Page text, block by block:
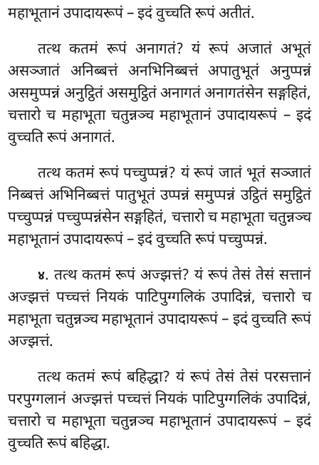
महाभूतानं उपादायरूपं – इदं वुच्चति रूपं अतीतं.
तत्थ कतमं रूपं अनागतं? यं रूपं अजातं अभूतं
असञ्जातं अनिब्बत्तं अनभिनिब्बत्तं अपातुभूतं अनुप्पन्नं
असमुप्पन्नं अनुट्ठितं असमुट्ठितं अनागतं अनागतंसेन सङ्गहितं,
चत्तारो च महाभूता चतुन्नञ्च महाभूतानं उपादायरूपं – इदं
वुच्चति रूपं अनागतं.
तत्थ कतमं रूपं पच्चुप्पन्नं? यं रूपं जातं भूतं सञ्जातं
निब्बत्तं अभिनिब्बत्तं पातुभूतं उप्पन्नंसमुप्पन्नं उट्ठितं समुट्ठितं
पच्चुप्पन्नं पच्चुप्पन्नंसेन सङ्गहितं, चत्तारोच महाभूता चतुन्नञ्च
महाभूतानं उपादायरूपं – इदं वुच्चति रूपं पच्चुप्पन्नं.
४. तत्थ कतमं रूपं अज्झत्तं? यं रूपं तेसं तेसं सत्तानं
अज्झत्तं पच्चत्तं नियकं पाटिपुग्गलिकं उपादिन्नं, चत्तारो च
महाभूता चतुन्नञ्च महाभूतानं उपादायरूपं – इदं वुच्चति रूपं
अज्झत्तं.
तत्थ कतमं रूपं बहिद्धा? यं रूपं तेसं तेसं परसत्तानं
परपुग्गलानं अज्झत्तं पच्चत्तं नियकं पाटिपुग्गलिकं उपादिन्नं,
चत्तारो च महाभूता चतुन्नञ्च महाभूतानं उपादायरूपं – इदं
वुच्चति रूपं बहिद्धा.